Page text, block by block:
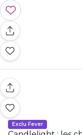
Exclu Fever